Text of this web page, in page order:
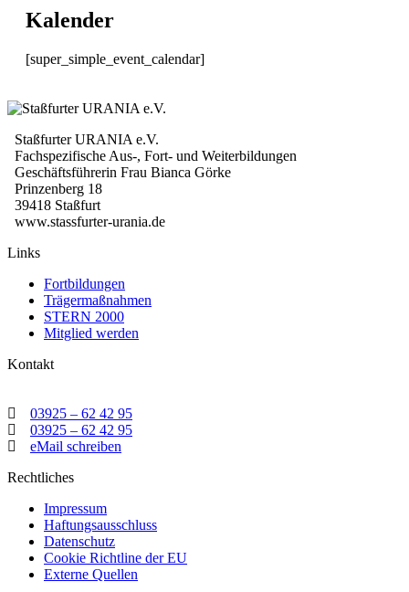
Kalender
[super_simple_event_calendar]
Staßfurter URANIA e.V.
Fachspezifische Aus-, Fort- und Weiterbildungen
Geschäftsführerin Frau Bianca Görke
Prinzenberg 18
39418 Staßfurt
www.stassfurter-urania.de
Links
Fortbildungen
Trägermaßnahmen
STERN 2000
Mitglied werden
Kontakt
03925 – 62 42 95
03925 – 62 42 95
eMail schreiben
Rechtliches
Impressum
Haftungsausschluss
Datenschutz
Cookie Richtline der EU
Externe Quellen